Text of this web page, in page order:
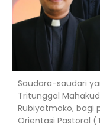
Saudara-saudari
Tritunggal
Rubiyatmoko, bagi
Orientasi Pastoral